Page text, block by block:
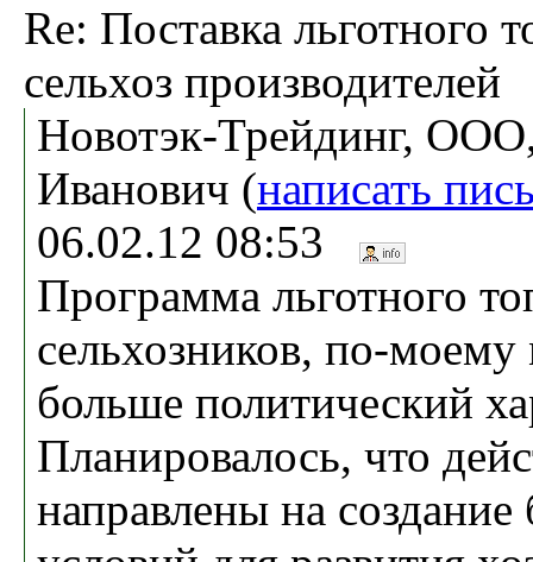
Re: Поставка льготного
сельхоз производителей
Новотэк-Трейдинг,
Иванович (написать
06.02.12 08:53
Программа льготного
сельхозников, по-
больше политический
Планировалось, что
направлены на